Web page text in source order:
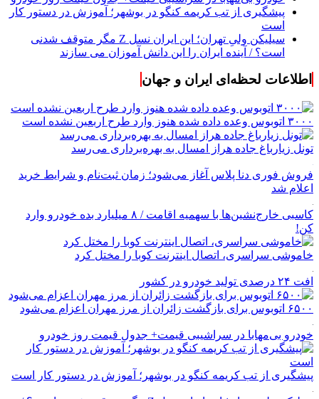
پیشگیری از تب کریمه کنگو در بوشهر؛ آموزش در دستور کار
است
سیلیکن ولیِ تهران؛ این ایران نسل Z مگر متوقف شدنی
است؟ / آینده ایران را این دانش آموزان می سازند
اطلاعات لحظه‌ای ایران و جهان
۳۰۰۰ اتوبوس وعده داده شده هنوز وارد طرح اربعین نشده است
تونل زیارباغ جاده هراز امسال به بهره‌برداری می‌رسد
فروش فوری دنا پلاس آغاز می‌شود؛ زمان ثبت‌نام و شرایط خرید
اعلام شد
کاسبی خارج‌نشین‌ها با سهمیه اقامت / ۸ میلیارد بده خودرو وارد
کن!
خاموشی سراسری، اتصال اینترنت کوبا را مختل کرد
افت ۲۴ درصدی تولید خودرو در کشور
۶۵۰۰ اتوبوس برای بازگشت زائران از مرز مهران اعزام می‌شود
خودرو بی‌مهابا در سراشیبی قیمت+ جدول قیمت روز خودرو
پیشگیری از تب کریمه کنگو در بوشهر؛ آموزش در دستور کار است